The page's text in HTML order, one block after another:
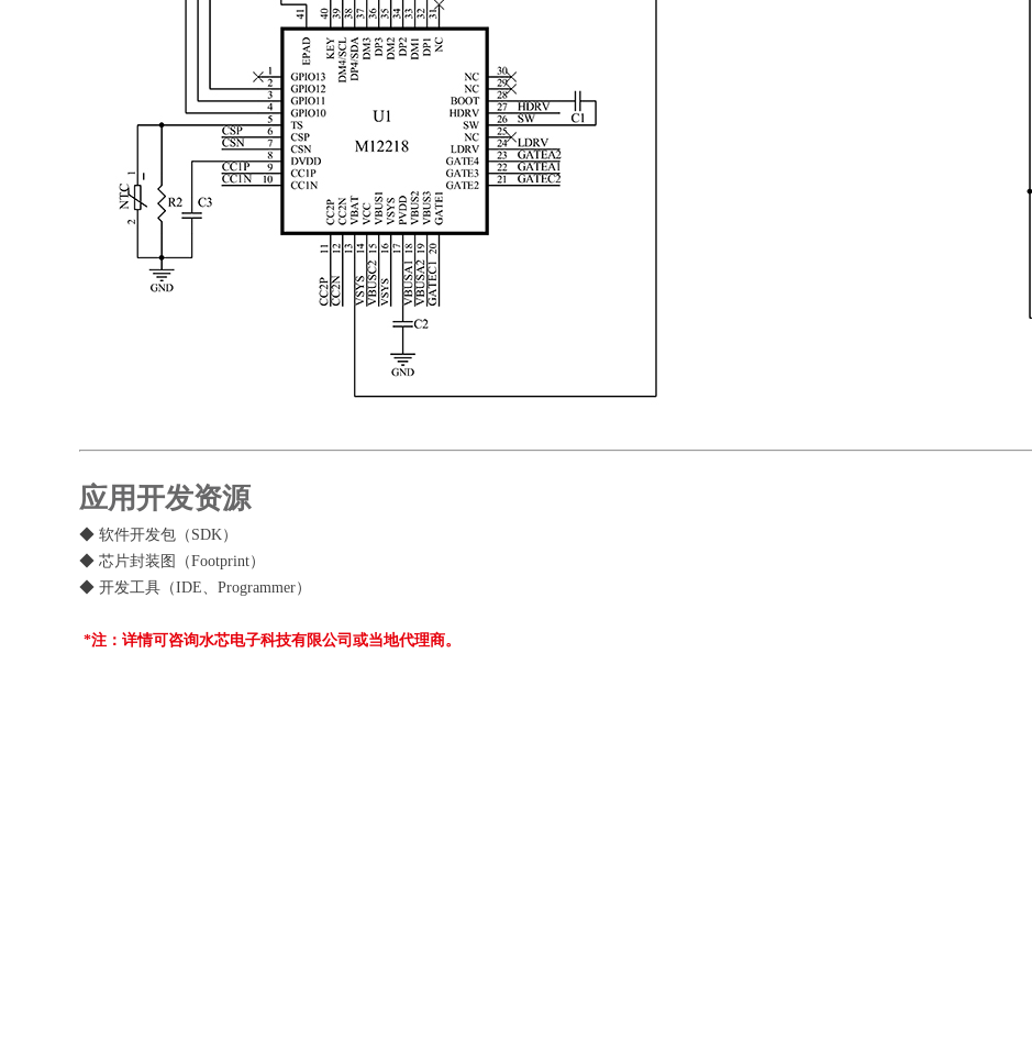
应用开发资源
◆ 软件开发包（SDK）
◆ 芯片封装图（Footprint）
◆ 开发工具（IDE、Programmer）
*注：详情可咨询水芯电子科技有限公司或当地代理商。